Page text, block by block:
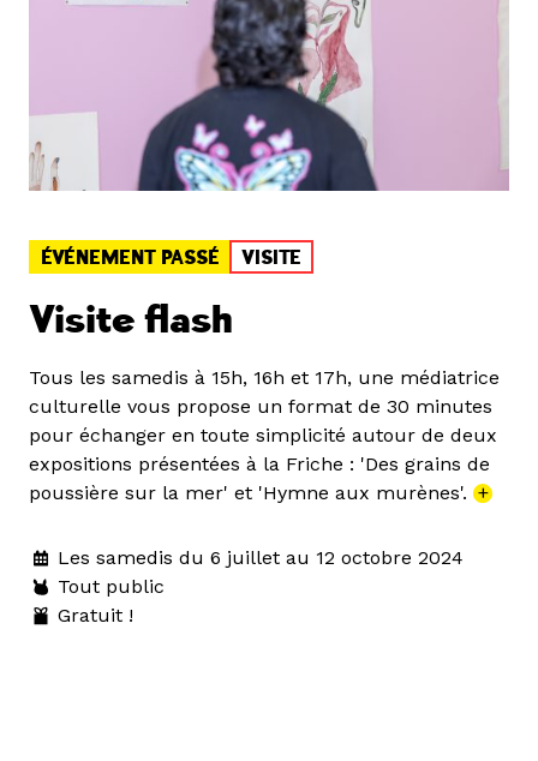
ÉVÉNEMENT PASSÉ VISITE
Visite flash
Tous les samedis à 15h, 16h et 17h, une médiatrice
culturelle vous propose un format de 30 minutes
pour échanger en toute simplicité autour de deux
expositions présentées à la Friche : 'Des grains de
poussière sur la mer' et 'Hymne aux murènes'. +
Les samedis du 6 juillet au 12 octobre 2024
Tout public
Gratuit !